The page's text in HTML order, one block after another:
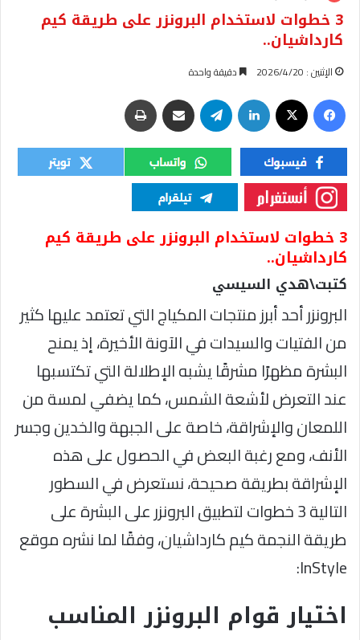
3 خطوات لاستخدام البرونزر على طريقة كيم
كارداشيان..
الإثنين : 2026/4/20 دقيقة واحدة
فيسبوك لينكدإن تيلقرام مشاركة عبر البريد
3 خطوات لاستخدام البرونزر على طريقة كيم
كارداشيان..
كتبت\هدي السيسي
البرونزر أحد أبرز منتجات المكياج التي تعتمد عليها كثير
من الفتيات والسيدات في الآونة الأخيرة، إذ يمنح
البشرة مظهرًا مشرقًا يشبه الإطلالة التي تكتسبها
عند التعرض لأشعة الشمس، كما يضفي لمسة من
اللمعان والإشراقة، خاصة على الجبهة والخدين وجسر
الأنف، ومع رغبة البعض في الحصول على هذه
الإشراقة بطريقة صحيحة، نستعرض في السطور
التالية 3 خطوات لتطبيق البرونزر على البشرة على
طريقة النجمة كيم كارداشيان، وفقًا لما نشره موقع
InStyle:
اختيار قوام البرونزر المناسب